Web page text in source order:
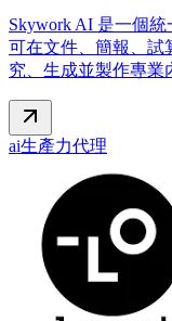
Skywork AI 是一個
可在文件、簡報、試
究、生成並製作專業
ai生產力代理